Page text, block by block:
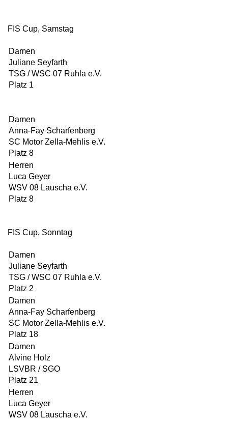
FIS Cup, Samstag
Damen
Juliane Seyfarth
TSG / WSC 07 Ruhla e.V.
Platz 1
Damen
Anna-Fay Scharfenberg
SC Motor Zella-Mehlis e.V.
Platz 8
Herren
Luca Geyer
WSV 08 Lauscha e.V.
Platz 8
FIS Cup, Sonntag
Damen
Juliane Seyfarth
TSG / WSC 07 Ruhla e.V.
Platz 2
Damen
Anna-Fay Scharfenberg
SC Motor Zella-Mehlis e.V.
Platz 18
Damen
Alvine Holz
LSVBR / SGO
Platz 21
Herren
Luca Geyer
WSV 08 Lauscha e.V.